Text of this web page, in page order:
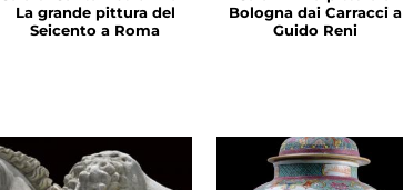
La grande pittura del
Seicento a Roma
Bologna dai Carracci a
Guido Reni